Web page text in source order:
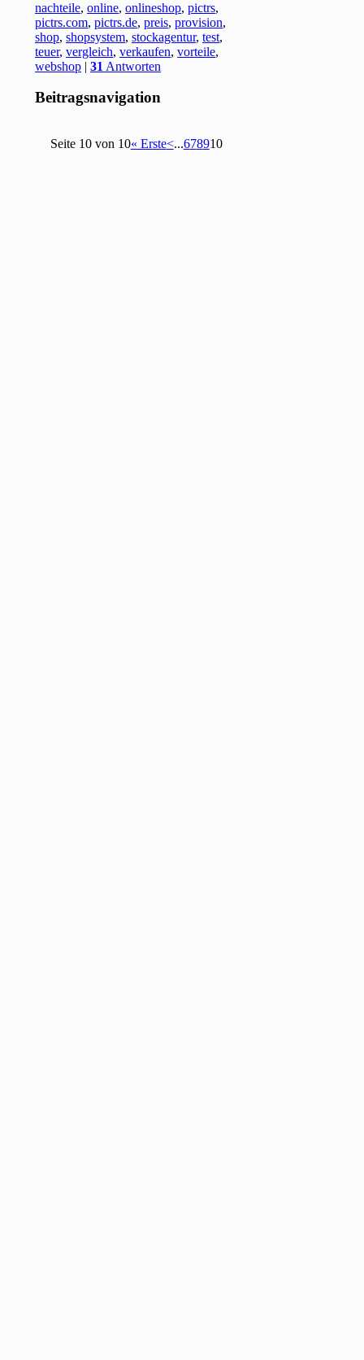
nachteile,online,onlineshop,pictrs,
pictrs.com,pictrs.de,preis,provision,
shop,shopsystem,stockagentur,test,
teuer,vergleich,verkaufen,vorteile,
webshop |31 Antworten
Beitragsnavigation
Seite 10 von 10« Erste<...678910